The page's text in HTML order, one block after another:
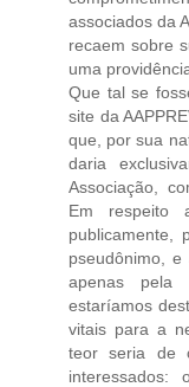
associados da
recaem sobre
uma
Que tal se
site da
que, por sua
daria
Associação,
Em respeito
publicamente,
pseudônimo,
apenas pela
estaríamos
vitais para a
teor seria de
interessados: